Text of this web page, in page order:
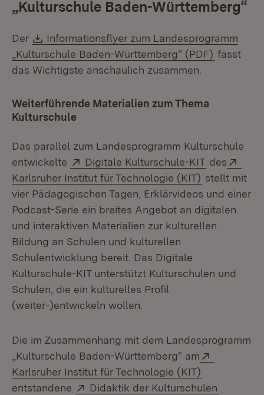
„Kulturschule Baden-Württemberg“
Der Download:
Informationsflyer zum Landesprogramm
„Kulturschule Baden-Württemberg“ (PDF) (Öffnet in
fasst
das Wichtigste anschaulich zusammen.
Weiterführende Materialien zum Thema
Kulturschule
Das parallel zum Landesprogramm Kulturschule
entwickelte
Extern:
Digitale Kulturschule-KIT (Öffnet in
des
Karlsruher Institut für Technologie (KIT) (Öffnet in
stellt mit
vier Pädagogischen Tagen, Erklärvideos und einer
Podcast-Serie ein breites Angebot an digitalen
und interaktiven Materialien zur kulturellen
Bildung an Schulen und kulturellen
Schulentwicklung bereit. Das Digitale
Kulturschule-KIT unterstützt Kulturschulen und
Schulen, die ein kulturelles Profil
(weiter-)entwickeln wollen.
Die im Zusammenhang mit dem Landesprogramm
„Kulturschule Baden-Württemberg“ am
Karlsruher Institut für Technologie (KIT)
entstandene
Extern:
Didaktik der Kulturschulen